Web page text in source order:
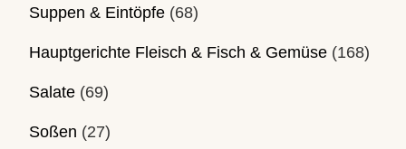
Suppen & Eintöpfe (68)
Hauptgerichte Fleisch & Fisch & Gemüse (168)
Salate (69)
Soßen (27)